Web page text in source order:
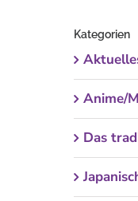
Kategorien
Anime/
Das